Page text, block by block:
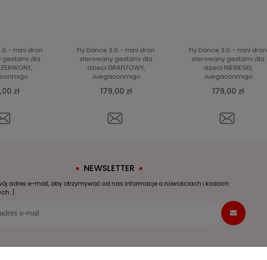
– mini dron
gestami dla
zł
Fly Dance 3.0 – mini dron
sterowany gestami dla
dzieci GRAFITOWY,
Juegaconmigo
179,00 zł
Fly Dance 3.0 – mini dron
sterowany gestami dla
dzieci NIEBIESKI,
Juegaconmigo
179,00 zł
NEWSLETTER
adres e-mail, aby otrzymywać od nas informacje o nowościach i kodach
:)